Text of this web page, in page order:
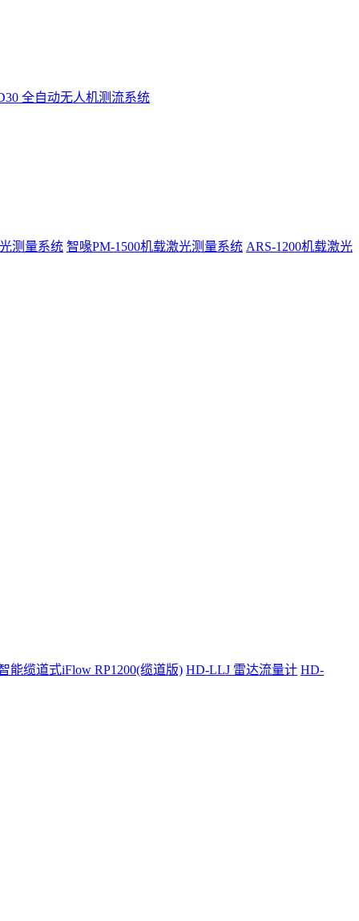
全自动无人机测流系统
测量系统 智喙PM-1500机载激光测量系统 ARS-1200机载激光
能缆道式iFlow RP1200(缆道版) HD-LLJ 雷达流量计 HD-